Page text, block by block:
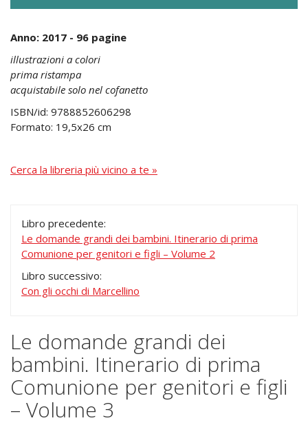
Anno: 2017 - 96 pagine
illustrazioni a colori
prima ristampa
acquistabile solo nel cofanetto
ISBN/id: 9788852606298
Formato: 19,5x26 cm
Cerca la libreria più vicino a te »
Libro precedente:
Le domande grandi dei bambini. Itinerario di prima
Comunione per genitori e figli – Volume 2
Libro successivo:
Con gli occhi di Marcellino
Le domande grandi dei
bambini. Itinerario di prima
Comunione per genitori e figli
– Volume 3